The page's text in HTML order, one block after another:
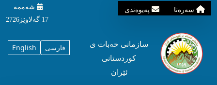
سه‌ره‌تا په‌یوه‌ندی
شه‌ممه‌
17 گه‌لاوێژ2726
English فارسی
سازمانی خه‌بات ی
کوردستانی
ئێران